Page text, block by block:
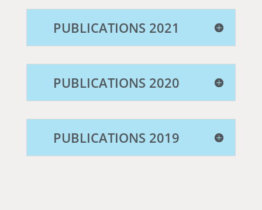
PUBLICATIONS 2021
PUBLICATIONS 2020
PUBLICATIONS 2019